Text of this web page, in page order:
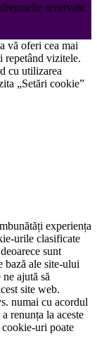
rezervate.
vă oferi cea mai
repetând vizitele.
cu utilizarea
„Setări cookie”
experiența
urile clasificate
sunt
bază ale site-ului
ajută să
site web.
numai cu acordul
renunța la aceste
uri poate